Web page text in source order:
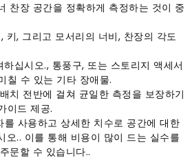
찬장 공간을 정확하게 측정하는 것이 중
키, 그리고 모서리의 너비, 찬장의 각도
십시오., 통풍구, 또는 스토리지 액세서
칠 수 있는 기타 장애물.
치 전반에 걸쳐 균일한 측정을 보장하기
이드 제공.
를 사용하고 상세한 치수로 공간에 대한
오.. 이를 통해 비용이 많이 드는 실수를
문할 수 있습니다..